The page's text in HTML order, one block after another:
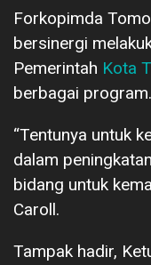
Forkopimda
bersinergi
Pemerintah Kota
berbagai program.
“Tentunya untuk
dalam
bidang untuk
Caroll.
Tampak hadir,